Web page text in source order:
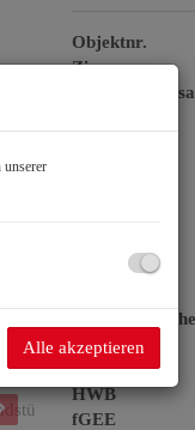
Objektnr.
Zimmer
Gartenfläche
Terrassenfläche
Bäder
WC
HWB
fGEE
Alle akzeptieren